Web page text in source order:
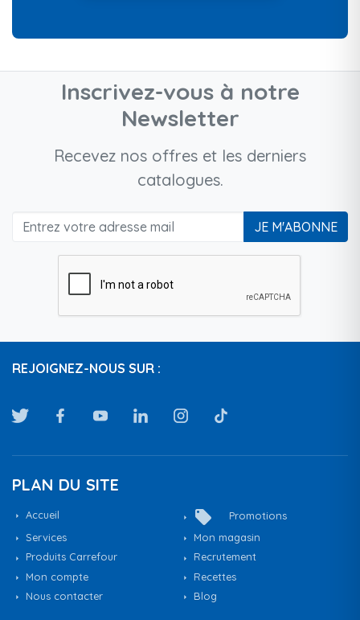
Inscrivez-vous à notre
Newsletter
Recevez nos offres et les derniers
catalogues.
JE M'ABONNE
REJOIGNEZ-NOUS SUR :
PLAN DU SITE
Accueil local_offer
Promotions
Services
Mon magasin
Produits Carrefour
Recrutement
Mon compte
Recettes
Nous contacter
Blog